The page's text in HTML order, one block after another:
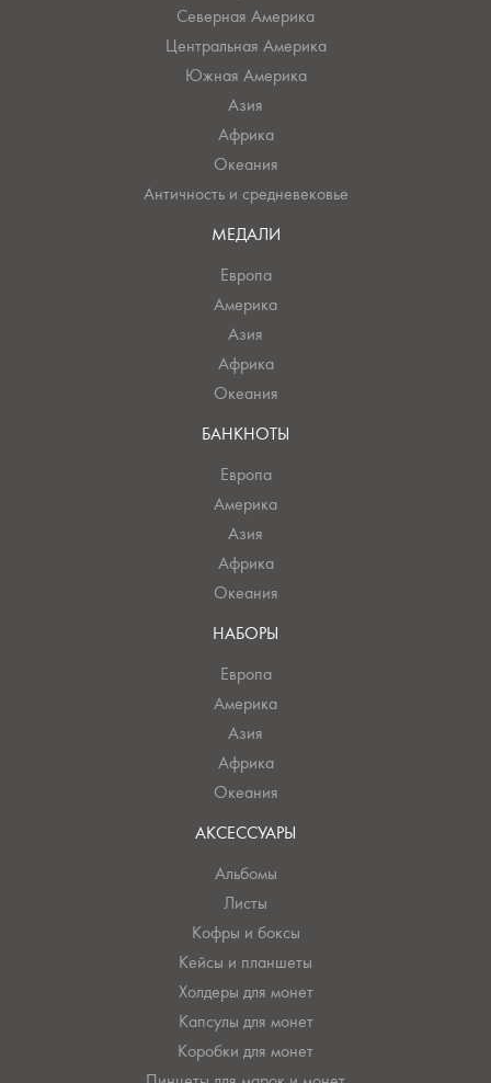
Северная Америка
Центральная Америка
Южная Америка
Азия
Африка
Океания
Античность и средневековье
МЕДАЛИ
Европа
Америка
Азия
Африка
Океания
БАНКНОТЫ
Европа
Америка
Азия
Африка
Океания
НАБОРЫ
Европа
Америка
Азия
Африка
Океания
АКСЕССУАРЫ
Альбомы
Листы
Кофры и боксы
Кейсы и планшеты
Холдеры для монет
Капсулы для монет
Коробки для монет